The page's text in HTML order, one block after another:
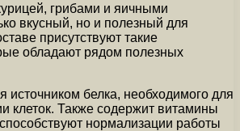
грибами и яичными
вкусный, но и полезный для
присутствуют такие
обладают рядом полезных
источником белка, необходимого для
клеток. Также содержит витамины
нормализации работы